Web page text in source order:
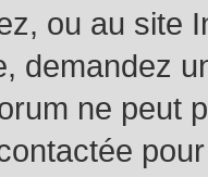
ou au site
demandez
ne peut